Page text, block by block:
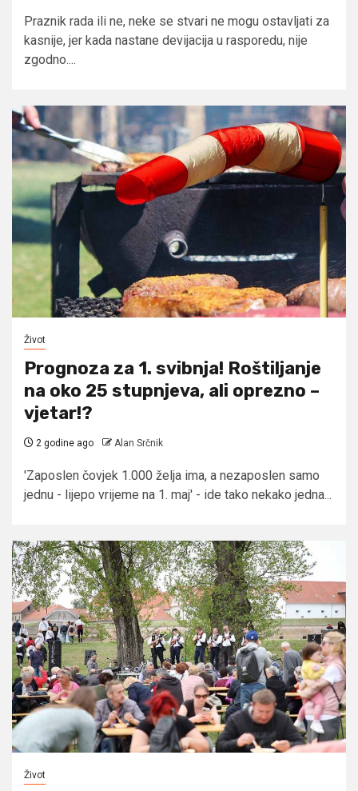
Praznik rada ili ne, neke se stvari ne mogu ostavljati za
kasnije, jer kada nastane devijacija u rasporedu, nije
zgodno....
Život
Prognoza za 1. svibnja! Roštiljanje
na oko 25 stupnjeva, ali oprezno –
vjetar!?
2 godine ago Alan Srčnik
'Zaposlen čovjek 1.000 želja ima, a nezaposlen samo
jednu - lijepo vrijeme na 1. maj' - ide tako nekako jedna...
Život